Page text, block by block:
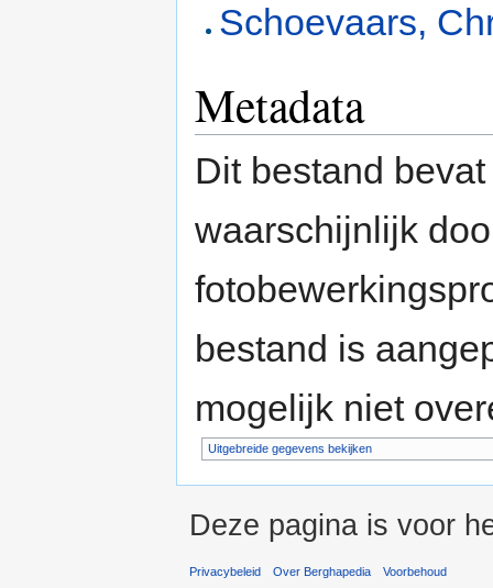
Schoevaars,
Metadata
Dit bestand
waarschijnlijk
bestand is
mogelijk niet
Uitgebreide gegevens bekijken
Deze pagina is voor
Privacybeleid Over Berghapedia Voorbehoud